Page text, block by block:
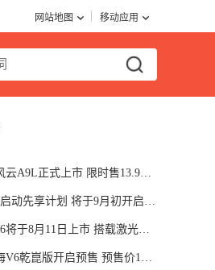
网站地图 移动应用
2027款奇瑞风云A9L正式上市 限时售13.99万起
广汽传祺越7启动先享计划 将于9月初开启预售
2027款海豹06将于8月11日上市 搭载激光雷达
东风风行星海V6乾崑版开启预售 预售价10.49万元起